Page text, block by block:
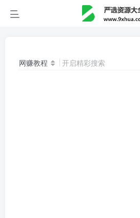
网赚教程 开启精彩搜索